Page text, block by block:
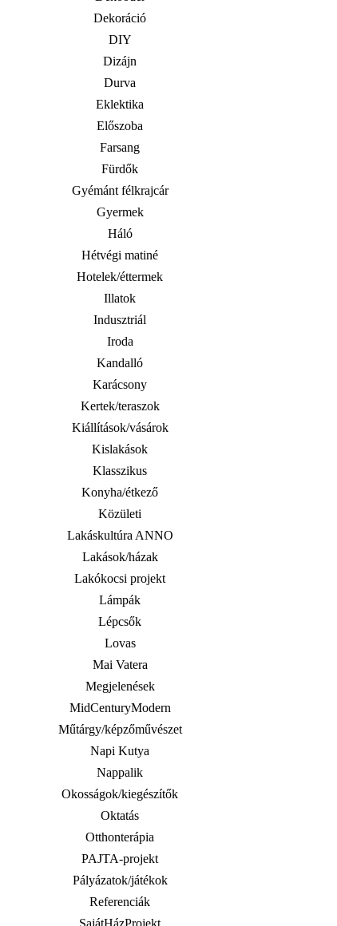
Dekoráció
DIY
Dizájn
Durva
Eklektika
Előszoba
Farsang
Fürdők
Gyémánt félkrajcár
Gyermek
Háló
Hétvégi matiné
Hotelek/éttermek
Illatok
Indusztriál
Iroda
Kandalló
Karácsony
Kertek/teraszok
Kiállítások/vásárok
Kislakások
Klasszikus
Konyha/étkező
Közületi
Lakáskultúra ANNO
Lakások/házak
Lakókocsi projekt
Lámpák
Lépcsők
Lovas
Mai Vatera
Megjelenések
MidCenturyModern
Műtárgy/képzőművészet
Napi Kutya
Nappalik
Okosságok/kiegészítők
Oktatás
Otthonterápia
PAJTA-projekt
Pályázatok/játékok
Referenciák